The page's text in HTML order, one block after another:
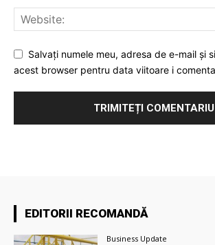
Salvați numele meu, adresa de e-mail și
acest browser pentru data viitoare i
EDITORII RECOMANDĂ
Business Update